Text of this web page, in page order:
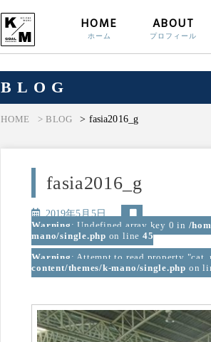
HOME
ホーム
ABOUT
プロフィール
BLOG
HOME > BLOG > fasia2016_g
fasia2016_g
2019年5月5日
Warning : Undefined array key 0 in /
mano/single.php on line 45
Warning : Attempt to read property
content/themes/k-mano/single.php on